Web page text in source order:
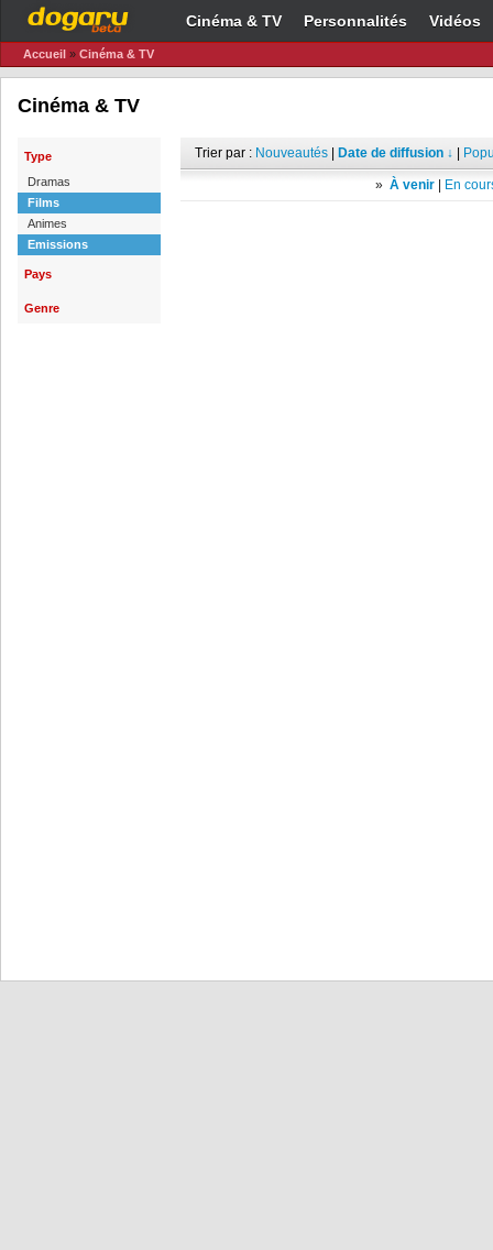
Cinéma & TV Personnalités Vidéos
Accueil » Cinéma & TV
Cinéma & TV
Type
Dramas
Films
Animes
Emissions
Pays
Genre
Trier par : Nouveautés Date de diffusion ↓
» À venir En